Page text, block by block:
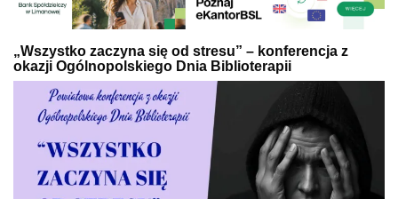
„Wszystko zaczyna się od stresu” – konferencja z
okazji Ogólnopolskiego Dnia Biblioterapii